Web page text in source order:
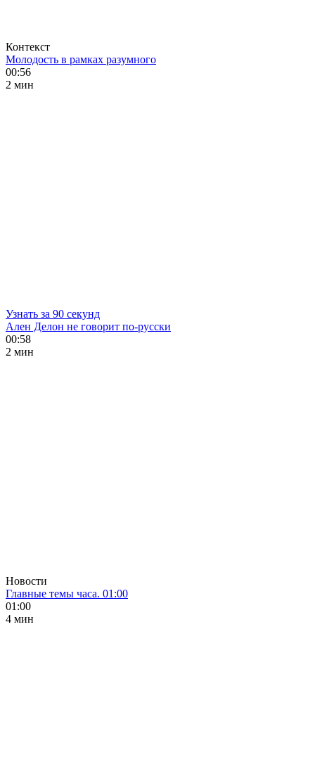
Контекст
Молодость в рамках разумного
00:56
2 мин
Узнать за 90 секунд
Ален Делон не говорит по-русски
00:58
2 мин
Новости
Главные темы часа. 01:00
01:00
4 мин